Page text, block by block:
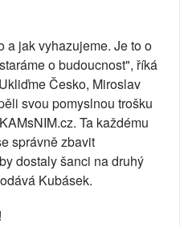
a jak vyhazujeme. Je to o
o budoucnost", říká
Česko, Miroslav
svou pomyslnou trošku
Ta každému
správně zbavit
dostaly šanci na druhý
Kubásek.